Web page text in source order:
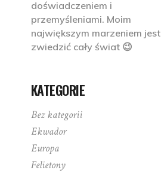
doświadczeniem i
przemyśleniami. Moim
największym marzeniem jest
zwiedzić cały świat 😉
KATEGORIE
Bez kategorii
Ekwador
Europa
Felietony